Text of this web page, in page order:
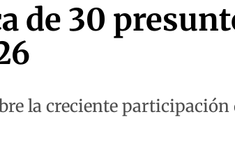
de 30
la creciente participación